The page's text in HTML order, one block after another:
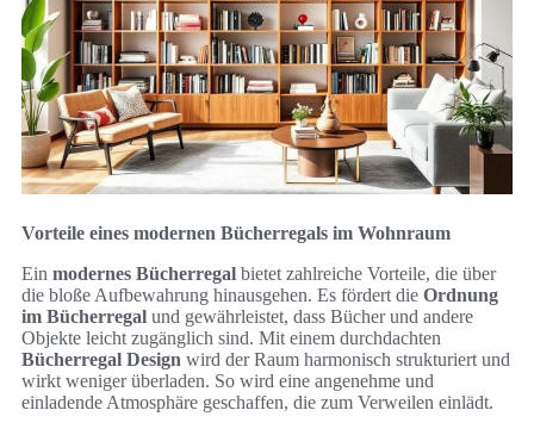
Vorteile eines modernen Bücherregals im Wohnraum
Ein modernes Bücherregal bietet zahlreiche Vorteile, die über
die bloße Aufbewahrung hinausgehen. Es fördert die Ordnung
im Bücherregal und gewährleistet, dass Bücher und andere
Objekte leicht zugänglich sind. Mit einem durchdachten
Bücherregal Design wird der Raum harmonisch strukturiert und
wirkt weniger überladen. So wird eine angenehme und
einladende Atmosphäre geschaffen, die zum Verweilen einlädt.